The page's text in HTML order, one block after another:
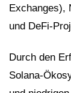
Exchanges),
und DeFi-
Durch den
Solana-